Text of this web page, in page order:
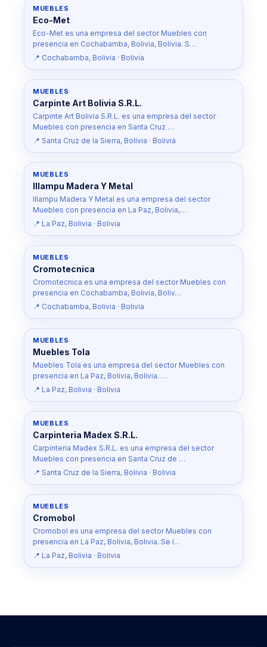
MUEBLES
Eco-Met
Eco-Met es una empresa del sector Muebles con
presencia en Cochabamba, Bolivia, Bolivia. S…
📍 Cochabamba, Bolivia · Bolivia
MUEBLES
Carpinte Art Bolivia S.R.L.
Carpinte Art Bolivia S.R.L. es una empresa del sector
Muebles con presencia en Santa Cruz …
📍 Santa Cruz de la Sierra, Bolivia · Bolivia
MUEBLES
Illampu Madera Y Metal
Illampu Madera Y Metal es una empresa del sector
Muebles con presencia en La Paz, Bolivia,…
📍 La Paz, Bolivia · Bolivia
MUEBLES
Cromotecnica
Cromotecnica es una empresa del sector Muebles con
presencia en Cochabamba, Bolivia, Boliv…
📍 Cochabamba, Bolivia · Bolivia
MUEBLES
Muebles Tola
Muebles Tola es una empresa del sector Muebles con
presencia en La Paz, Bolivia, Bolivia. …
📍 La Paz, Bolivia · Bolivia
MUEBLES
Carpinteria Madex S.R.L.
Carpinteria Madex S.R.L. es una empresa del sector
Muebles con presencia en Santa Cruz de …
📍 Santa Cruz de la Sierra, Bolivia · Bolivia
MUEBLES
Cromobol
Cromobol es una empresa del sector Muebles con
presencia en La Paz, Bolivia, Bolivia. Se l…
📍 La Paz, Bolivia · Bolivia